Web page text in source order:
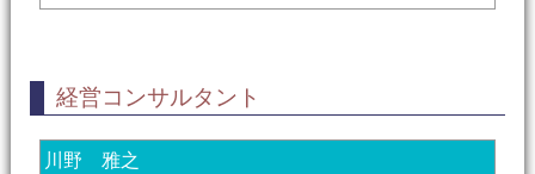
経営コンサルタント
川野 雅之